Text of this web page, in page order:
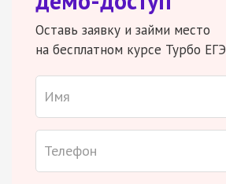
Оставь заявку и займи место
на бесплатном курсе Турбо ЕГЭ